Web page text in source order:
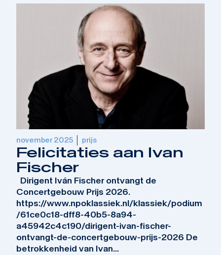
november 2025 prijs
Felicitaties aan Ivan
Fischer
Dirigent Iván Fischer ontvangt de
Concertgebouw Prijs 2026.
https://www.npoklassiek.nl/klassiek/podium
/61ce0c18-dff8-40b5-8a94-
a45942c4c190/dirigent-ivan-fischer-
ontvangt-de-concertgebouw-prijs-2026 De
betrokkenheid van Ivan...